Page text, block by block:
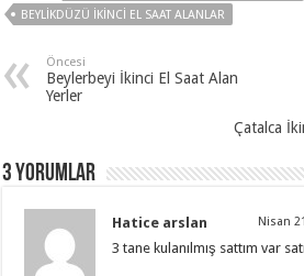
BEYLIKDÜZÜ IKINCI EL SAAT ALANLAR
Öncesi
Beylerbeyi İkinci El Saat Alan
Yerler
Çatalca
3 yorumlar
Hatice arslan Nisan
3 tane kulanılmış sattım var